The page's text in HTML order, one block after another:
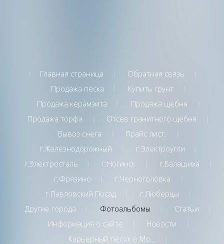
Главная страница
Обратная связь
Продажа песка
Купить грунт
Продажа керамзита
Продажа щебня
Продажа торфа
Отсев гранитного щебня
Вывоз снега
Прайс лист.
г.Железнодорожный
г.Электроугли
г.Электросталь
г.Ногинск
г.Балашиха
г.Фрязино
г.Черноголовка
г.Павловский Посад
г.Люберцы
Другие города
Фотоальбомы
Статьи
Информация о сайте
Новости
Карьерный песок в Мо...